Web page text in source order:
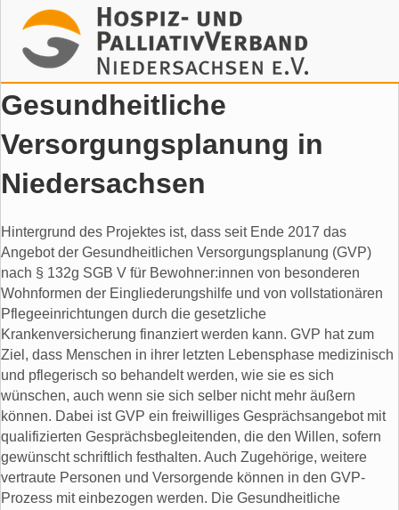
Gesundheitliche
Versorgungsplanung in
Niedersachsen
Hintergrund des Projektes ist, dass seit Ende 2017 das
Angebot der Gesundheitlichen Versorgungsplanung (GVP)
nach § 132g SGB V für Bewohner:innen von besonderen
Wohnformen der Eingliederungshilfe und von vollstationären
Pflegeeinrichtungen durch die gesetzliche
Krankenversicherung finanziert werden kann. GVP hat zum
Ziel, dass Menschen in ihrer letzten Lebensphase medizinisch
und pflegerisch so behandelt werden, wie sie es sich
wünschen, auch wenn sie sich selber nicht mehr äußern
können. Dabei ist GVP ein freiwilliges Gesprächsangebot mit
qualifizierten Gesprächsbegleitenden, die den Willen, sofern
gewünscht schriftlich festhalten. Auch Zugehörige, weitere
vertraute Personen und Versorgende können in den GVP-
Prozess mit einbezogen werden. Die Gesundheitliche